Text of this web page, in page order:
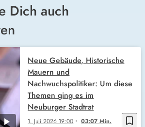
Dich auch
bookmark_border
1. Juli 2026 19:00 03:07 Min.
Neue Gebäude, Historische
Mauern und
Nachwuchspolitiker: Um diese
Themen ging es im
Neuburger Stadtrat